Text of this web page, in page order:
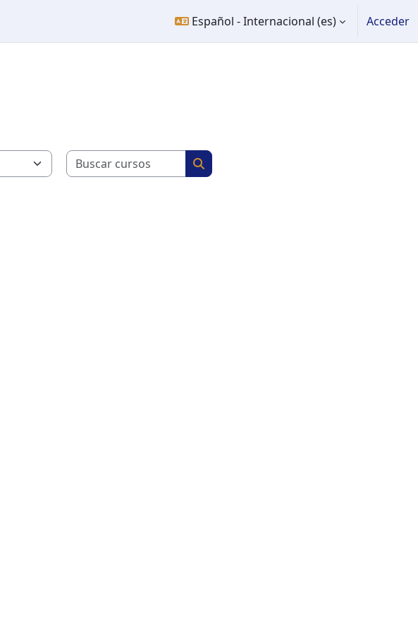
Español - Internacional ‎(es)‎ Acceder
Buscar cursos
Buscar cursos